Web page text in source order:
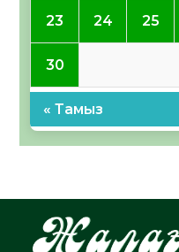
23 24 25
30
« Тамыз